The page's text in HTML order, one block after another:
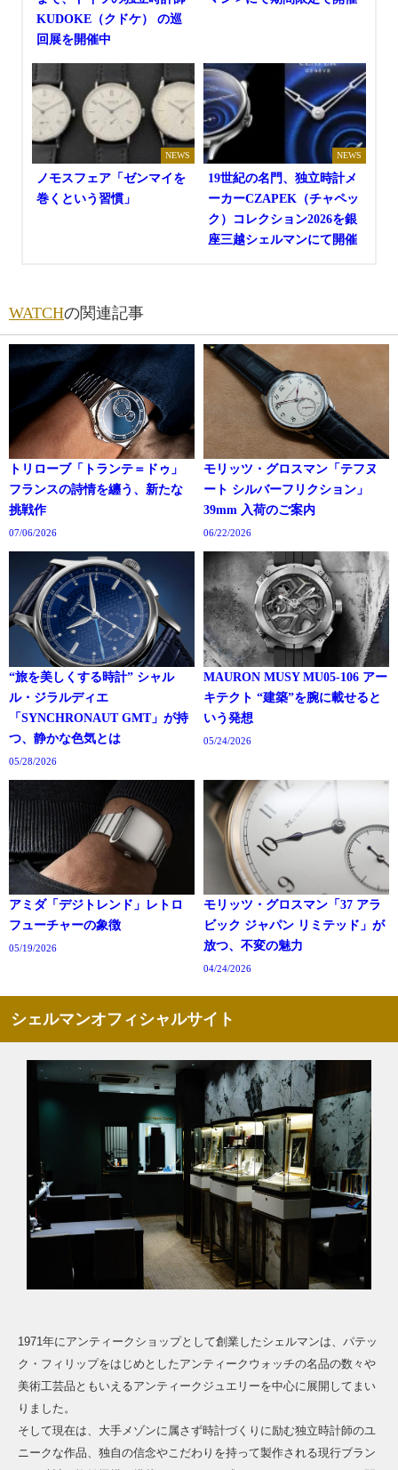
KUDOKE（クドケ） の巡
回展を開催中
NEWS
ノモスフェア「ゼンマイを
巻くという習慣」
NEWS
19世紀の名門、独立時計メ
ーカーCZAPEK（チャペッ
ク）コレクション2026を銀
座三越シェルマンにて開催
WATCHの関連記事
トリローブ「トランテ＝ドゥ」
フランスの詩情を纏う、新たな
挑戦作
07/06/2026
モリッツ・グロスマン「テフヌ
ート シルバーフリクション」
39mm 入荷のご案内
06/22/2026
“旅を美しくする時計” シャル
ル・ジラルディエ
「SYNCHRONAUT GMT」が持
つ、静かな色気とは
05/28/2026
MAURON MUSY MU05-106 アー
キテクト “建築”を腕に載せると
いう発想
05/24/2026
アミダ「デジトレンド」レトロ
フューチャーの象徴
05/19/2026
モリッツ・グロスマン「37 アラ
ビック ジャパン リミテッド」が
放つ、不変の魅力
04/24/2026
シェルマンオフィシャルサイト
1971年にアンティークショップとして創業したシェルマンは、パテッ
ク・フィリップをはじめとしたアンティークウォッチの名品の数々や
美術工芸品ともいえるアンティークジュエリーを中心に展開してまい
りました。
そして現在は、大手メゾンに属さず時計づくりに励む独立時計師のユ
ニークな作品、独自の信念やこだわりを持って製作される現行ブラン